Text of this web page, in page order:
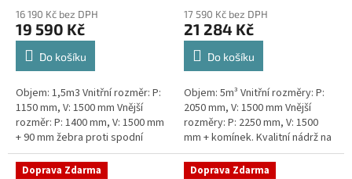
16 190 Kč bez DPH
19 590 Kč
Do košíku
Objem: 1,5m3 Vnitřní rozměr: P:
1150 mm, V: 1500 mm Vnější
rozměr: P: 1400 mm, V: 1500 mm
+ 90 mm žebra proti spodní
vodě + komínek Kvalitní nádrž na
pitnou vodu do míst vysokou...
17 590 Kč bez DPH
21 284 Kč
Do košíku
Objem: 5m³ Vnitřní rozměry: P:
2050 mm, V: 1500 mm Vnější
rozměry: P: 2250 mm, V: 1500
mm + komínek. Kvalitní nádrž na
pitnou vodu pod parkovací
stání. Průměr a umístění všech...
Doprava Zdarma Doprava Zdarma